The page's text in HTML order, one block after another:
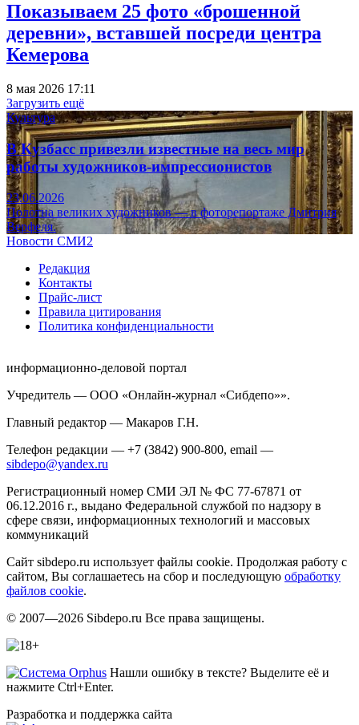
Показываем 25 фото «брошенной
деревни», вставшей посреди центра
Кемерова
8 мая 2026 17:11
Загрузить ещё
Культура
В Кузбасс привезли известные на весь мир
работы художников-импрессионистов
23.06.2026
Полотна великих художников — в фоторепортаже Дмитрия
Верфеля.
Новости СМИ2
Редакция
Контакты
Прайс-лист
Правила цитирования
Политика конфиденциальности
информационно-деловой портал
Учредитель — ООО «Онлайн-журнал «Сибдепо»».
Главный редактор — Макаров Г.Н.
Телефон редакции — +7 (3842) 900-800, email —
sibdepo@yandex.ru
Регистрационный номер СМИ ЭЛ № ФС 77-67871 от
06.12.2016 г., выдано Федеральной службой по надзору в
сфере связи, информационных технологий и массовых
коммуникаций
Сайт sibdepo.ru использует файлы cookie. Продолжая работу с
сайтом, Вы соглашаетесь на сбор и последующую обработку
файлов cookie.
© 2007—2026 Sibdepo.ru Все права защищены.
Нашли ошибку в тексте? Выделите её и
нажмите Ctrl+Enter.
Разработка и поддержка сайта